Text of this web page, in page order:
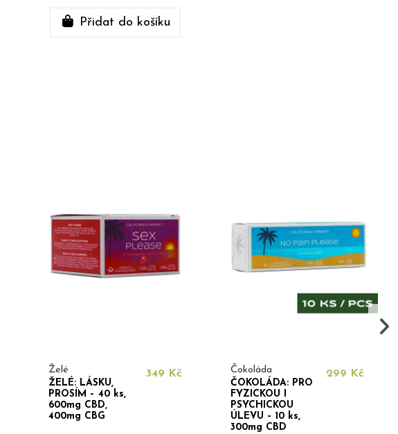
Přidat do košíku
Želé
ŽELÉ: LÁSKU,
PROSÍM – 40 ks,
600mg CBD,
400mg CBG
349 Kč
Čokoláda
ČOKOLÁDA: PRO
FYZICKOU I
PSYCHICKOU
ÚLEVU – 10 ks,
300mg CBD
299 Kč